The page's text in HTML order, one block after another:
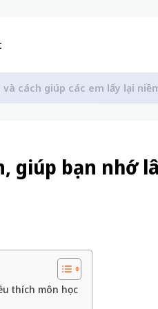
cách giúp các em lấy lại
giúp bạn nhớ
thích môn học